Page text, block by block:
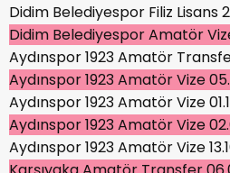
Didim Belediyespor Filiz Lisans
Didim Belediyespor Amatör
Aydınspor 1923 Amatör
Aydınspor 1923 Amatör Vize
Aydınspor 1923 Amatör Vize
Aydınspor 1923 Amatör Vize
Aydınspor 1923 Amatör Vize